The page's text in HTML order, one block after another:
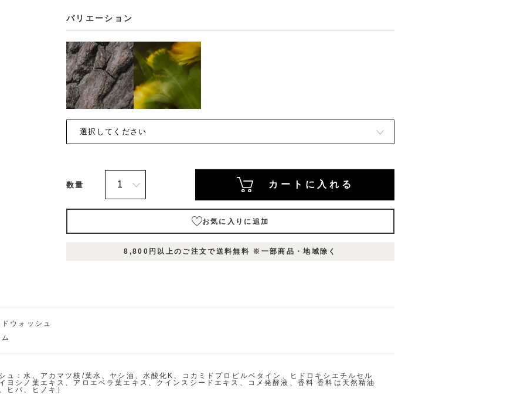
バリエーション
数量 カートに入れる
お気に入りに追加
在庫
香
り：
つ
以
在庫
数
量：
ト
る
気
8,800円以上のご注文で送料無料 ※一部商品・地域除く
ウォッシュ
ュ：水、アカマツ枝/葉水、ヤシ油、水酸化K、コカミドプロピルベタイン、ヒドロキシエチルセル
ヨシノ葉エキス、アロエベラ葉エキス、クインスシードエキス、コメ発酵液、香料 香料は天然精油
ヒバ、ヒノキ）